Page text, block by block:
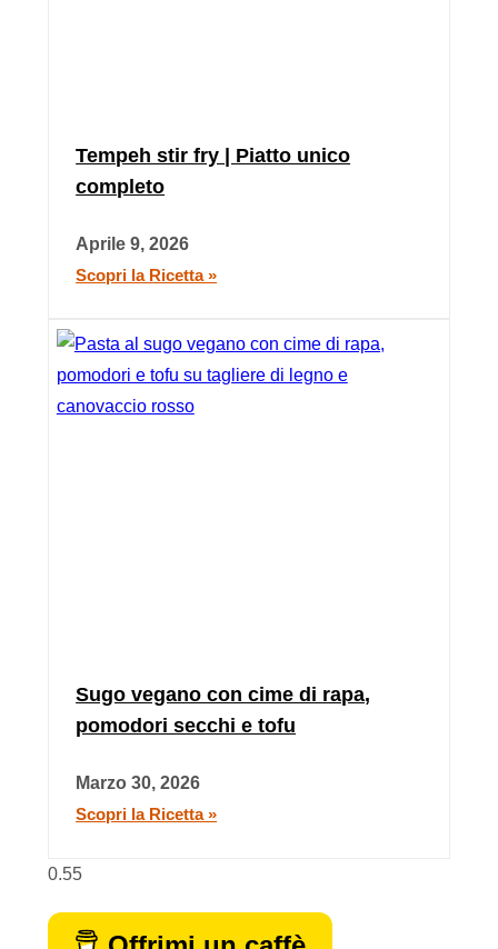
Tempeh stir fry | Piatto unico
completo
Aprile 9, 2026
Scopri la Ricetta »
Sugo vegano con cime di rapa,
pomodori secchi e tofu
Marzo 30, 2026
Scopri la Ricetta »